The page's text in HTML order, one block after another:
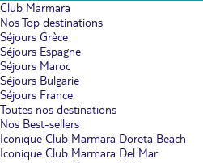
Club Marmara
Nos Top destinations
Séjours Grèce
Séjours Espagne
Séjours Maroc
Séjours Bulgarie
Séjours France
Toutes nos destinations
Nos Best-sellers
Iconique Club Marmara Doreta Beach
Iconique Club Marmara Del Mar